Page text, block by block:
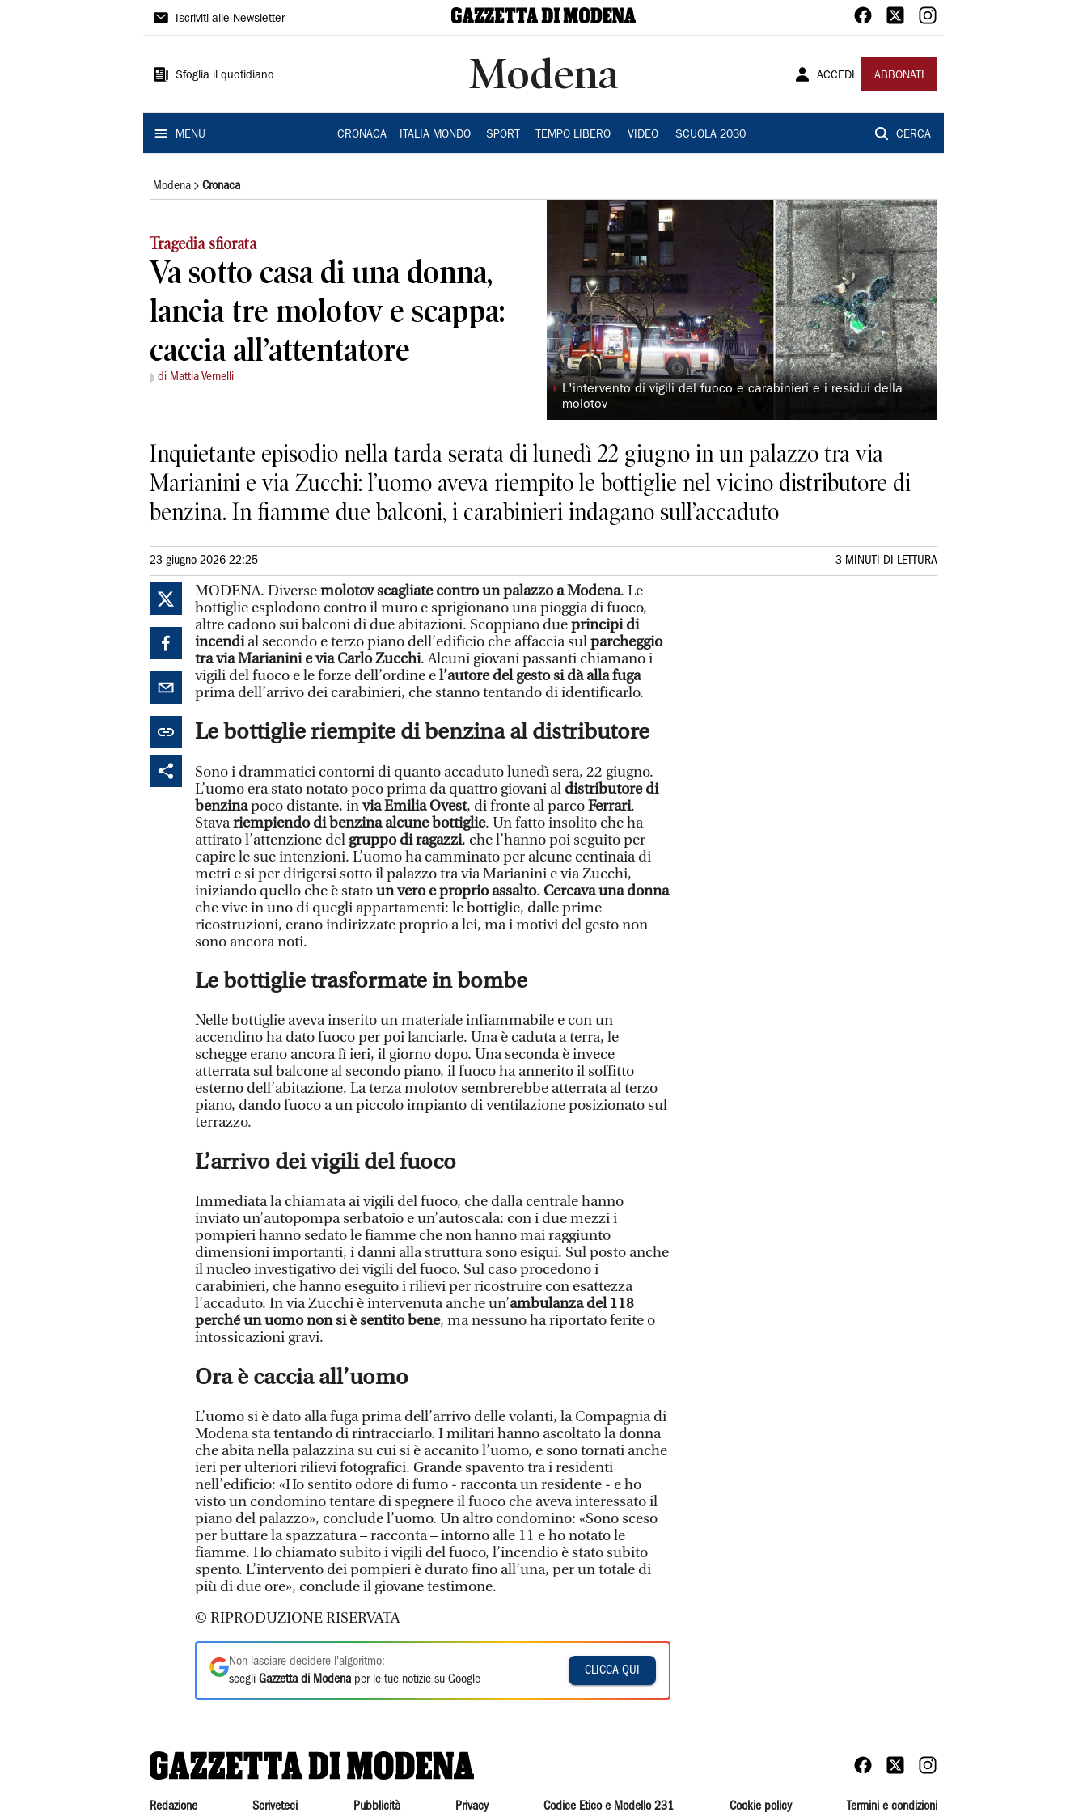
Gazzetta
Modena
Iscriviti alle Newsletter
Sfoglia il quotidiano Modena ACCEDI ABBONATI
MENU CRONACA ITALIA MONDO SPORT TEMPO LIBERO VIDEO SCUOLA 2030 CERCA
Modena Cronaca
Tragedia sfiorata
Va sotto casa di una donna,
lancia tre molotov e scappa:
caccia all’attentatore
di Mattia Vernelli
◗ L'intervento di vigili del fuoco e carabinieri e i residui della
molotov
Inquietante episodio nella tarda serata di lunedì 22 giugno in un palazzo tra via
Marianini e via Zucchi: l’uomo aveva riempito le bottiglie nel vicino distributore di
benzina. In fiamme due balconi, i carabinieri indagano sull’accaduto
23 giugno 2026 22:25 3 MINUTI DI LETTURA
MODENA. Diversemolotov scagliate contro un palazzo a Modena. Le
bottiglie esplodono contro il muro e sprigionano una pioggia di fuoco,
altre cadono sui balconi di due abitazioni. Scoppiano dueprincipi di
incendial secondo e terzo piano dell’edificio che affaccia sulparcheggio
tra via Marianini e via Carlo Zucchi. Alcuni giovani passanti chiamano i
vigili del fuoco e le forze dell’ordine el’autore del gesto si dà alla fuga
prima dell’arrivo dei carabinieri, che stanno tentando di identificarlo.
Le bottiglie riempite di benzina al distributore
Sono i drammatici contorni di quanto accaduto lunedì sera, 22 giugno.
L’uomo era stato notato poco prima da quattro giovani al distributore di
benzinapoco distante, invia Emilia Ovest, di fronte al parcoFerrari.
Stavariempiendo di benzina alcune bottiglie. Un fatto insolito che ha
attirato l’attenzione del gruppo di ragazzi, che l’hanno poi seguito per
capire le sue intenzioni. L’uomo ha camminato per alcune centinaia di
metri e si per dirigersi sotto il palazzo tra via Marianini e via Zucchi,
iniziando quello che è statoun vero e proprio assalto. Cercava una donna
che vive in uno di quegli appartamenti: le bottiglie, dalle prime
ricostruzioni, erano indirizzate proprio a lei, ma i motivi del gesto non
sono ancora noti.
Le bottiglie trasformate in bombe
Nelle bottiglie aveva inserito un materiale infiammabile e con un
accendino ha dato fuoco per poi lanciarle. Una è caduta a terra, le
schegge erano ancora lì ieri, il giorno dopo. Una seconda è invece
atterrata sul balcone al secondo piano, il fuoco ha annerito il soffitto
esterno dell’abitazione. La terza molotov sembrerebbe atterrata al terzo
piano, dando fuoco a un piccolo impianto di ventilazione posizionato sul
terrazzo.
L’arrivo dei vigili del fuoco
Immediata la chiamata ai vigili del fuoco, che dalla centrale hanno
inviato un’autopompa serbatoio e un’autoscala: con i due mezzi i
pompieri hanno sedato le fiamme che non hanno mai raggiunto
dimensioni importanti, i danni alla struttura sono esigui. Sul posto anche
il nucleo investigativo dei vigili del fuoco. Sul caso procedono i
carabinieri, che hanno eseguito i rilievi per ricostruire con esattezza
l’accaduto. In via Zucchi è intervenuta anche un’ambulanza del 118
perché un uomo non si è sentito bene, ma nessuno ha riportato ferite o
intossicazioni gravi.
Ora è caccia all’uomo
L’uomo si è dato alla fuga prima dell’arrivo delle volanti, la Compagnia di
Modena sta tentando di rintracciarlo. I militari hanno ascoltato la donna
che abita nella palazzina su cui si è accanito l’uomo, e sono tornati anche
ieri per ulteriori rilievi fotografici. Grande spavento tra i residenti
nell’edificio: «Ho sentito odore di fumo - racconta un residente - e ho
visto un condomino tentare di spegnere il fuoco che aveva interessato il
piano del palazzo», conclude l’uomo. Un altro condomino: «Sono sceso
per buttare la spazzatura – racconta – intorno alle 11 e ho notato le
fiamme. Ho chiamato subito i vigili del fuoco, l’incendio è stato subito
spento. L’intervento dei pompieri è durato fino all’una, per un totale di
più di due ore», conclude il giovane testimone.
© RIPRODUZIONE RISERVATA
Non lasciare decidere l'algoritmo:
scegli Gazzetta di Modena per le tue notizie su Google
CLICCA QUI
Redazione Scriveteci Pubblicità Privacy Codice Etico e Modello 231 Cookie policy Termini e condizioni